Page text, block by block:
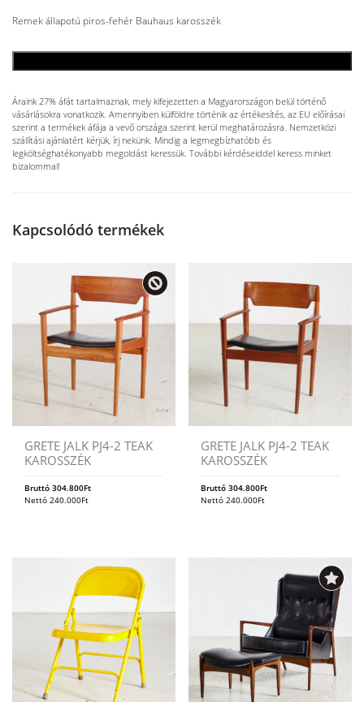
Remek állapotú piros-fehér Bauhaus karosszék
Áraink 27% áfát tartalmaznak, mely kifejezetten a Magyarországon belül történő
vásárlásokra vonatkozik. Amennyiben külföldre történik az értékesítés, az EU előírásai
szerint a termékek áfája a vevő országa szerint kerül meghatározásra. Nemzetközi
szállítási ajánlatért kérjük, írj nekünk. Mindig a legmegbízhatóbb és
legköltséghatékonyabb megoldást keressük. További kérdéseiddel keress minket
bizalommal!
Kapcsolódó termékek
GRETE JALK PJ4-2 TEAK
KAROSSZÉK
Bruttó 304.800Ft
Nettó 240.000Ft
GRETE JALK PJ4-2 TEAK
KAROSSZÉK
Bruttó304.800Ft
Nettó240.000Ft